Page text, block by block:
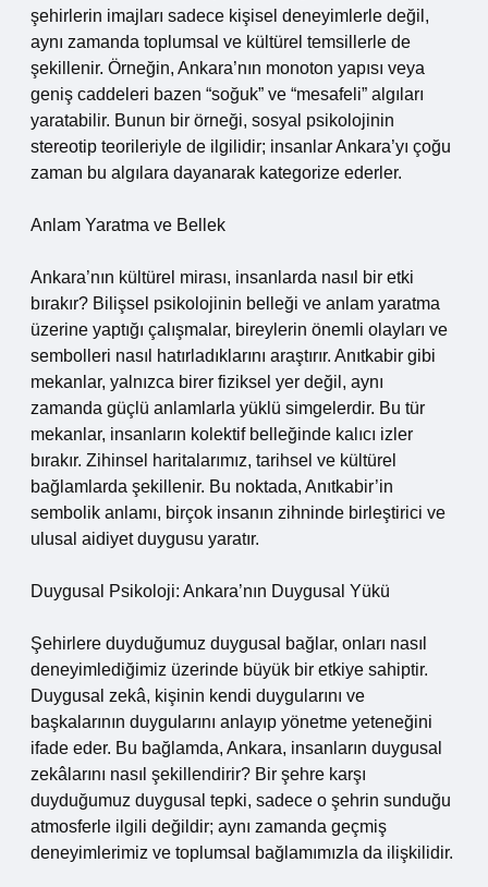
şehirlerin imajları sadece kişisel deneyimlerle değil,
aynı zamanda toplumsal ve kültürel temsillerle de
şekillenir. Örneğin, Ankara’nın monoton yapısı veya
geniş caddeleri bazen “soğuk” ve “mesafeli” algıları
yaratabilir. Bunun bir örneği, sosyal psikolojinin
stereotip teorileriyle de ilgilidir; insanlar Ankara’yı çoğu
zaman bu algılara dayanarak kategorize ederler.
Anlam Yaratma ve Bellek
Ankara’nın kültürel mirası, insanlarda nasıl bir etki
bırakır? Bilişsel psikolojinin belleği ve anlam yaratma
üzerine yaptığı çalışmalar, bireylerin önemli olayları ve
sembolleri nasıl hatırladıklarını araştırır. Anıtkabir gibi
mekanlar, yalnızca birer fiziksel yer değil, aynı
zamanda güçlü anlamlarla yüklü simgelerdir. Bu tür
mekanlar, insanların kolektif belleğinde kalıcı izler
bırakır. Zihinsel haritalarımız, tarihsel ve kültürel
bağlamlarda şekillenir. Bu noktada, Anıtkabir’in
sembolik anlamı, birçok insanın zihninde birleştirici ve
ulusal aidiyet duygusu yaratır.
Duygusal Psikoloji: Ankara’nın Duygusal Yükü
Şehirlere duyduğumuz duygusal bağlar, onları nasıl
deneyimlediğimiz üzerinde büyük bir etkiye sahiptir.
Duygusal zekâ, kişinin kendi duygularını ve
başkalarının duygularını anlayıp yönetme yeteneğini
ifade eder. Bu bağlamda, Ankara, insanların duygusal
zekâlarını nasıl şekillendirir? Bir şehre karşı
duyduğumuz duygusal tepki, sadece o şehrin sunduğu
atmosferle ilgili değildir; aynı zamanda geçmiş
deneyimlerimiz ve toplumsal bağlamımızla da ilişkilidir.